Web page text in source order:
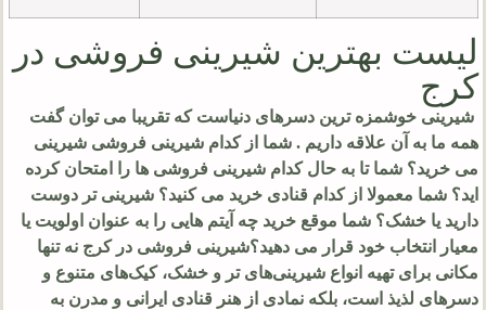
لیست بهترین شیرینی فروشی در
کرج
شیرینی خوشمزه ترین دسرهای دنیاست که تقریبا می توان گفت
همه ما به آن علاقه داریم . شما از کدام شیرینی فروشی شیرینی
می خرید؟ شما تا به حال کدام شیرینی فروشی ها را امتحان کرده
اید؟ شما معمولا از کدام قنادی خرید می کنید؟ شیرینی تر دوست
دارید یا خشک؟ شما موقع خرید چه آیتم هایی را به عنوان اولویت یا
معیار انتخاب خود قرار می دهید؟شیرینی فروشی در کرج نه تنها
مکانی برای تهیه انواع شیرینی‌های تر و خشک، کیک‌های متنوع و
دسرهای لذیذ است، بلکه نمادی از هنر قنادی ایرانی و مدرن به